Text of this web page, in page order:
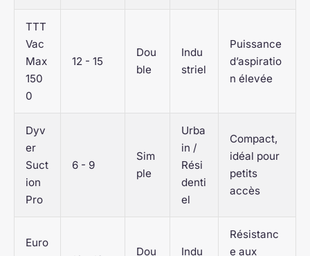
TTT
Vac
Max
150
0
12 - 15
Dou
ble
Indu
striel
Puissance
d’aspiratio
n élevée
Dyv
er
Suct
ion
Pro
6 - 9
Sim
ple
Urba
in /
Rési
denti
el
Compact,
idéal pour
petits
accès
Euro
Dou Indu
Résistanc
e aux